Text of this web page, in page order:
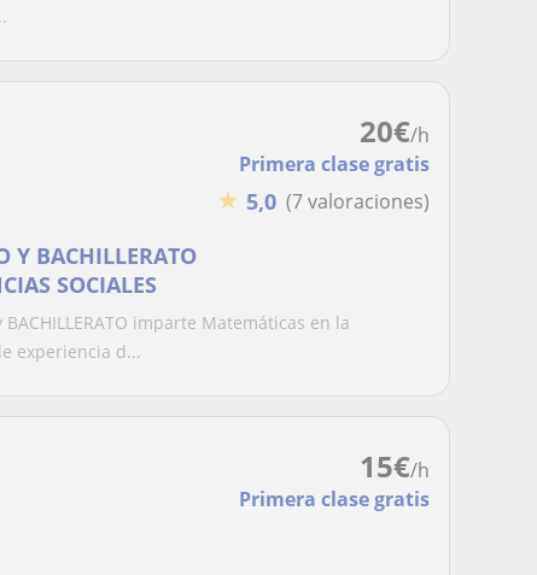
20€/h
Primera clase gratis
★ 5,0 (7 valoraciones)
Y BACHILLERATO
SOCIALES
imparte Matemáticas en la
experiencia d...
15€/h
Primera clase gratis